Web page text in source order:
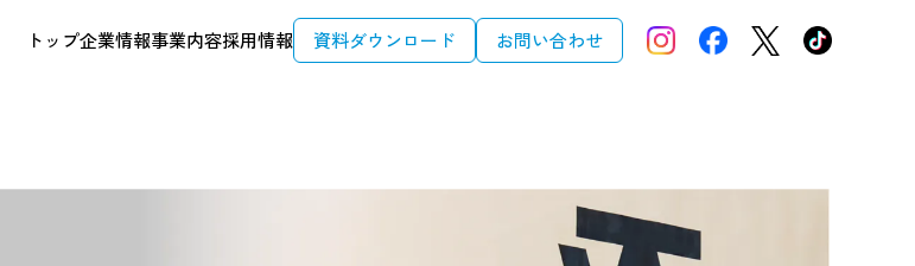
トップ企業情報事業内容採用情報 資料ダウンロード お問い合わせ